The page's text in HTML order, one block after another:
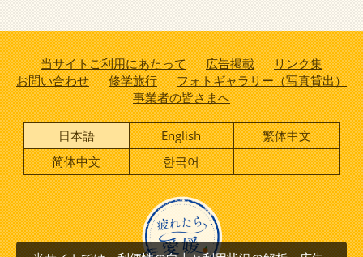
当サイトご利用にあたって 広告掲載
リンク集
お問い合わせ
修学旅行
フォトギャラリー（写真貸出）
事業者の皆さまへ
日本語 English
繁体中文
简体中文
한국어